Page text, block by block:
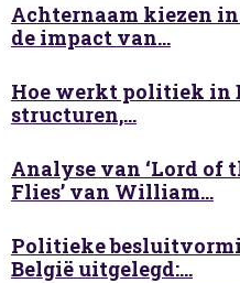
Achternaam kiezen in
de impact van...
Hoe werkt politiek in
structuren,...
Analyse van ‘Lord of
Flies’ van William...
Politieke
België uitgelegd:...